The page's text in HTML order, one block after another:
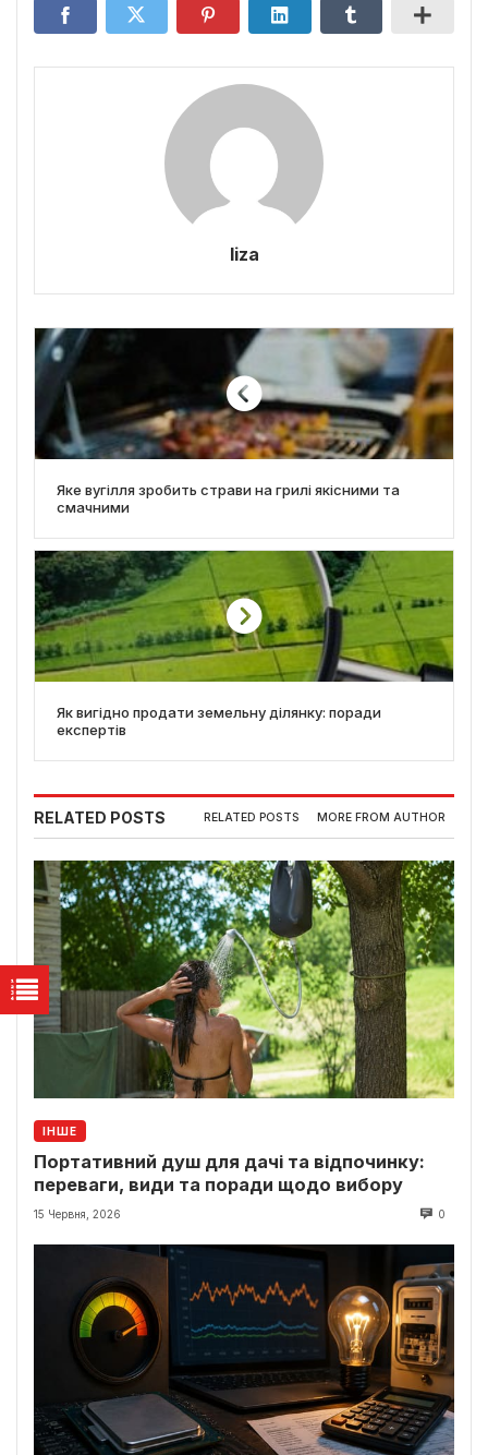
liza
Яке вугілля зробить страви на грилі якісними та
смачними
Як вигідно продати земельну ділянку: поради
експертів
RELATED POSTS RELATED POSTS MORE FROM AUTHOR
ІНШЕ
Портативний душ для дачі та відпочинку:
переваги, види та поради щодо вибору
15 Червня, 2026 0